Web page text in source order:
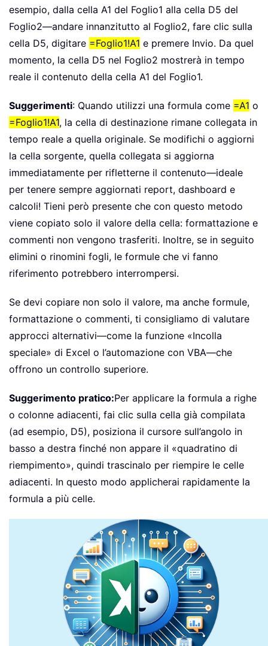
esempio, dalla cella A1 del Foglio1 alla cella D5 del
Foglio2—andare innanzitutto al Foglio2, fare clic sulla
cella D5, digitare =Foglio1!A1 e premere Invio. Da quel
momento, la cella D5 nel Foglio2 mostrerà in tempo
reale il contenuto della cella A1 del Foglio1.
Suggerimenti: Quando utilizzi una formula come =A1 o
=Foglio1!A1, la cella di destinazione rimane collegata in
tempo reale a quella originale. Se modifichi o aggiorni
la cella sorgente, quella collegata si aggiorna
immediatamente per rifletterne il contenuto—ideale
per tenere sempre aggiornati report, dashboard e
calcoli! Tieni però presente che con questo metodo
viene copiato solo il valore della cella: formattazione e
commenti non vengono trasferiti. Inoltre, se in seguito
elimini o rinomini fogli, le formule che vi fanno
riferimento potrebbero interrompersi.
Se devi copiare non solo il valore, ma anche formule,
formattazione o commenti, ti consigliamo di valutare
approcci alternativi—come la funzione «Incolla
speciale» di Excel o l’automazione con VBA—che
offrono un controllo superiore.
Suggerimento pratico:Per applicare la formula a righe
o colonne adiacenti, fai clic sulla cella già compilata
(ad esempio, D5), posiziona il cursore sull’angolo in
basso a destra finché non appare il «quadratino di
riempimento», quindi trascinalo per riempire le celle
adiacenti. In questo modo applicherai rapidamente la
formula a più celle.